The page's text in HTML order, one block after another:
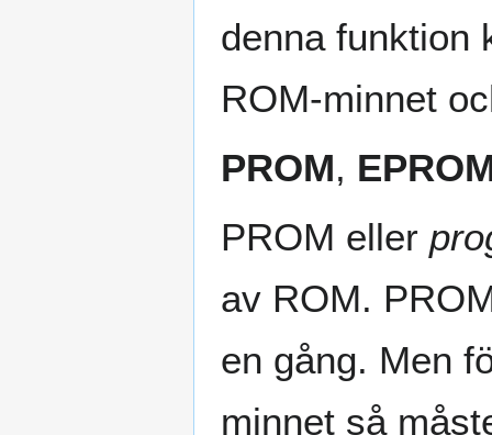
denna funktion
ROM-minnet
PROM,
PROM eller
av ROM.
en gång. Men
minnet så